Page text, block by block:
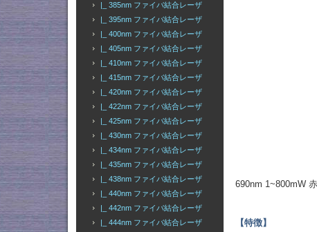
|_ 385nm ファイバ結合レーザ
|_ 395nm ファイバ結合レーザ
|_ 400nm ファイバ結合レーザ
|_ 405nm ファイバ結合レーザ
|_ 410nm ファイバ結合レーザ
|_ 415nm ファイバ結合レーザ
|_ 420nm ファイバ結合レーザ
|_ 422nm ファイバ結合レーザ
|_ 425nm ファイバ結合レーザ
|_ 430nm ファイバ結合レーザ
|_ 434nm ファイバ結合レーザ
|_ 435nm ファイバ結合レーザ
|_ 438nm ファイバ結合レーザ
|_ 440nm ファイバ結合レーザ
|_ 442nm ファイバ結合レーザ
|_ 444nm ファイバ結合レーザ
690nm 1~800mW
【特徴】